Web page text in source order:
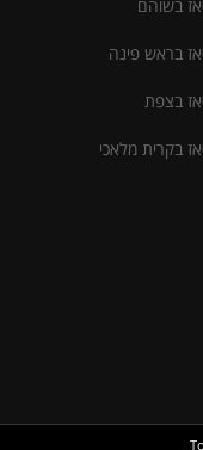
בשוהם
בראש פינה
בצפת
בקרית מלאכי